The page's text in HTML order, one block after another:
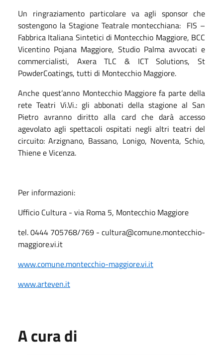
Un ringraziamento particolare va agli sponsor che
sostengono la Stagione Teatrale montecchiana: FIS –
Fabbrica Italiana Sintetici di Montecchio Maggiore, BCC
Vicentino Pojana Maggiore, Studio Palma avvocati e
commercialisti, Axera TLC & ICT Solutions, St
PowderCoatings, tutti di Montecchio Maggiore.
Anche quest’anno Montecchio Maggiore fa parte della
rete Teatri Vi.Vi.: gli abbonati della stagione al San
Pietro avranno diritto alla card che darà accesso
agevolato agli spettacoli ospitati negli altri teatri del
circuito: Arzignano, Bassano, Lonigo, Noventa, Schio,
Thiene e Vicenza.
Per informazioni:
Ufficio Cultura - via Roma 5, Montecchio Maggiore
tel. 0444 705768/769 - cultura@comune.montecchio-
maggiore.vi.it
www.comune.montecchio-maggiore.vi.it
www.arteven.it
A cura di